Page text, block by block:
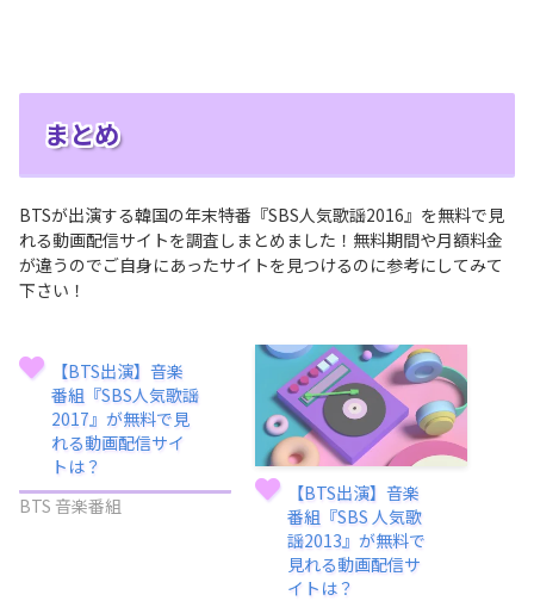
まとめ
BTSが出演する韓国の年末特番『SBS人気歌謡2016』を無料で見
れる動画配信サイトを調査しまとめました！無料期間や月額料金
が違うのでご自身にあったサイトを見つけるのに参考にしてみて
下さい！
【BTS出演】音楽
番組『SBS人気歌謡
2017』が無料で見
れる動画配信サイ
トは？
BTS 音楽番組
【BTS出演】音楽
番組『SBS 人気歌
謡2013』が無料で
見れる動画配信サ
イトは？